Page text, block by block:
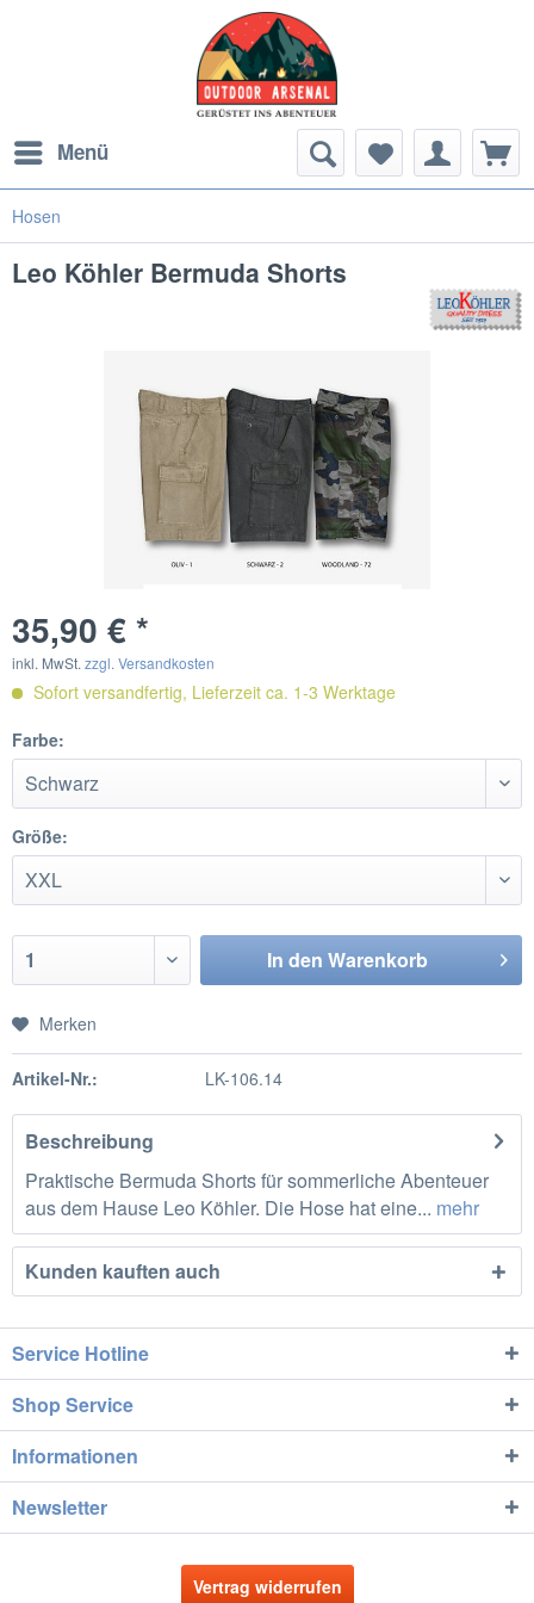
Menü
Hosen
Leo Köhler Bermuda Shorts
35,90 € *
inkl. MwSt. zzgl. Versandkosten
Sofort versandfertig, Lieferzeit ca. 1-3 Werktage
Farbe:
Größe:
In den Warenkorb
Merken
Artikel-Nr.: LK-106.14
Beschreibung
Praktische Bermuda Shorts für sommerliche Abenteuer
aus dem Hause Leo Köhler. Die Hose hat eine... mehr
Kunden kauften auch
Service Hotline
Shop Service
Informationen
Newsletter
Vertrag widerrufen